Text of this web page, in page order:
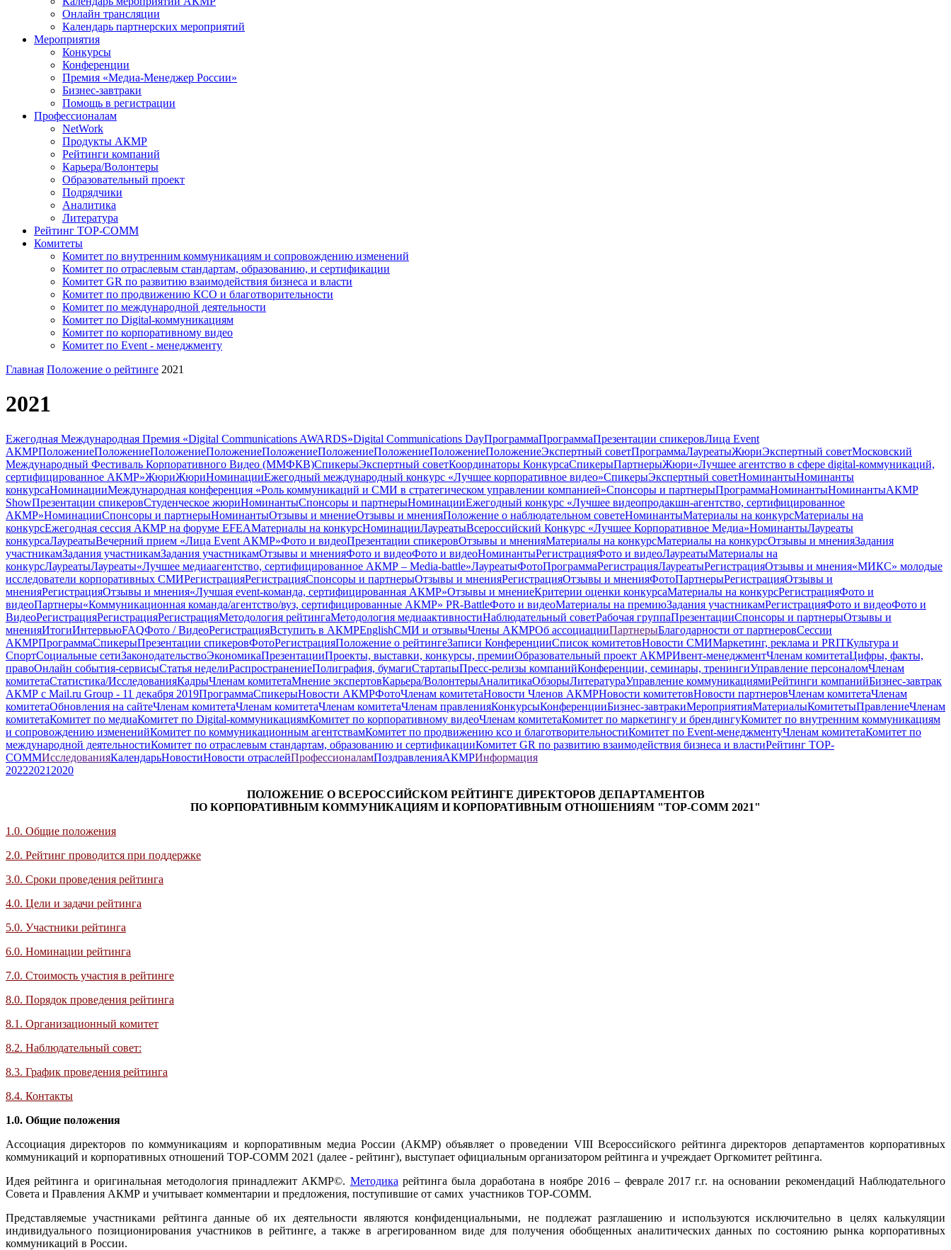
Онлайн трансляции
Календарь партнерских мероприятий
Мероприятия
Конкурсы
Конференции
Премия «Медиа-Менеджер России»
Бизнес-завтраки
Помощь в регистрации
Профессионалам
NetWork
Продукты АКМР
Рейтинги компаний
Карьера/Волонтеры
Образовательный проект
Подрядчики
Аналитика
Литература
Рейтинг TOP-COMM
Комитеты
Комитет по внутренним коммуникациям и сопровождению изменений
Комитет по отраслевым стандартам, образованию, и сертификации
Комитет GR по развитию взаимодействия бизнеса и власти
Комитет по продвижению КСО и благотворительности
Комитет по международной деятельности
Комитет по Digital-коммуникациям
Комитет по корпоративному видео
Комитет по Event - менеджменту
Главная Положение о рейтинге 2021
2021
Ежегодная Международная Премия «Digital Communications AWARDS»Digital Communications DayПрограммаПрограммаПрезентации спикеровЛица Event
АКМРПоложениеПоложениеПоложениеПоложениеПоложениеПоложениеПоложениеПоложениеПоложениеЭкспертный советПрограммаЛауреатыЖюриЭкспертный советМосковский
Международный Фестиваль Корпоративного Видео (ММФКВ)СпикерыЭкспертный советКоординаторы КонкурсаСпикерыПартнерыЖюри«Лучшее агентство в сфере digital-коммуникаций,
сертифицированное АКМР»ЖюриЖюриНоминацииЕжегодный международный конкурс «Лучшее корпоративное видео»СпикерыЭкспертный советНоминантыНоминанты
конкурсаНоминацииМеждународная конференция «Роль коммуникаций и СМИ в стратегическом управлении компанией»Спонсоры и партнерыПрограммаНоминантыНоминантыАКМР
ShowПрезентации спикеровСтуденческое жюриНоминантыСпонсоры и партнерыНоминацииЕжегодный конкурс «Лучшее видеопродакшн-агентство, сертифицированное
АКМР»НоминацииСпонсоры и партнерыНоминантыОтзывы и мнениеОтзывы и мненияПоложение о наблюдательном советеНоминантыМатериалы на конкурсМатериалы на
конкурсЕжегодная сессия АКМР на форуме EFEAМатериалы на конкурсНоминацииЛауреатыВсероссийский Конкурс «Лучшее Корпоративное Медиа»НоминантыЛауреаты
конкурсаЛауреатыВечерний прием «Лица Event АКМР»Фото и видеоПрезентации спикеровОтзывы и мненияМатериалы на конкурсМатериалы на конкурсОтзывы и мненияЗадания
участникамЗадания участникамЗадания участникамОтзывы и мненияФото и видеоФото и видеоНоминантыРегистрацияФото и видеоЛауреатыМатериалы на
конкурсЛауреатыЛауреаты«Лучшее медиаагентство, сертифицированное АКМР – Media-battle»ЛауреатыФотоПрограммаРегистрацияЛауреатыРегистрацияОтзывы и мнения«МИКС» молодые
исследователи корпоративных СМИРегистрацияРегистрацияСпонсоры и партнерыОтзывы и мненияРегистрацияОтзывы и мненияФотоПартнерыРегистрацияОтзывы и
мненияРегистрацияОтзывы и мнения«Лучшая event-команда, сертифицированная АКМР»Отзывы и мнениеКритерии оценки конкурсаМатериалы на конкурсРегистрацияФото и
видеоПартнеры«Коммуникационная команда/агентство/вуз, сертифицированные АКМР» PR-BattleФото и видеоМатериалы на премиюЗадания участникамРегистрацияФото и видеоФото и
ВидеоРегистрацияРегистрацияРегистрацияМетодология рейтингаМетодология медиаактивностиНаблюдательный советРабочая группаПрезентацииСпонсоры и партнерыОтзывы и
мненияИтогиИнтервьюFAQФото / ВидеоРегистрацияВступить в АКМРEnglishСМИ и отзывыЧлены АКМРОб ассоциацииПартнерыБлагодарности от партнеровСессии
АКМРПрограммаСпикерыПрезентации спикеровФотоРегистрацияПоложение о рейтингеЗаписи КонференцииСписок комитетовНовости СМИМаркетинг, реклама и PRITКультура и
СпортСоциальные сетиЗаконодательствоЭкономикаПрезентацииПроекты, выставки, конкурсы, премииОбразовательный проект АКМРИвент-менеджментЧленам комитетаЦифры, факты,
правоОнлайн события-сервисыСтатья неделиРаспространениеПолиграфия, бумагиСтартапыПресс-релизы компанийКонференции, семинары, тренингиУправление персоналомЧленам
комитетаСтатистика/ИсследованияКадрыЧленам комитетаМнение экспертовКарьера/ВолонтерыАналитикаОбзорыЛитератураУправление коммуникациямиРейтинги компанийБизнес-завтрак
АКМР с Mail.ru Group - 11 декабря 2019ПрограммаСпикерыНовости АКМРФотоЧленам комитетаНовости Членов АКМРНовости комитетовНовости партнеровЧленам комитетаЧленам
комитетаОбновления на сайтеЧленам комитетаЧленам комитетаЧленам комитетаЧленам правленияКонкурсыКонференцииБизнес-завтракиМероприятияМатериалыКомитетыПравлениеЧленам
комитетаКомитет по медиаКомитет по Digital-коммуникациямКомитет по корпоративному видеоЧленам комитетаКомитет по маркетингу и брендингуКомитет по внутренним коммуникациям
и сопровождению измененийКомитет по коммуникационным агентствамКомитет по продвижению ксо и благотворительностиКомитет по Event-менеджментуЧленам комитетаКомитет по
международной деятельностиКомитет по отраслевым стандартам, образованию и сертификацииКомитет GR по развитию взаимодействия бизнеса и властиРейтинг TOP-
COMMИсследованияКалендарьНовостиНовости отраслейПрофессионаламПоздравленияАКМРИнформация
20222021 2020
ПОЛОЖЕНИЕ О ВСЕРОССИЙСКОМ РЕЙТИНГЕ ДИРЕКТОРОВ ДЕПАРТАМЕНТОВ
ПО КОРПОРАТИВНЫМ КОММУНИКАЦИЯМ И КОРПОРАТИВНЫМ ОТНОШЕНИЯМ "TOP-COMM 2021"
1.0. Общие положения
2.0. Рейтинг проводится при поддержке
3.0. Сроки проведения рейтинга
4.0. Цели и задачи рейтинга
5.0. Участники рейтинга
6.0. Номинации рейтинга
7.0. Стоимость участия в рейтинге
8.0. Порядок проведения рейтинга
8.1. Организационный комитет
8.2. Наблюдательный совет:
8.3. График проведения рейтинга
8.4. Контакты
1.0. Общие положения
Ассоциация директоров по коммуникациям и корпоративным медиа России (АКМР) объявляет о проведении VIII Всероссийского рейтинга директоров департаментов корпоративных
коммуникаций и корпоративных отношений TOP-COMM 2021 (далее - рейтинг), выступает официальным организатором рейтинга и учреждает Оргкомитет рейтинга.
Идея рейтинга и оригинальная методология принадлежит АКМР©. Методика рейтинга была доработана в ноябре 2016 – феврале 2017 г.г. на основании рекомендаций Наблюдательного
Совета и Правления АКМР и учитывает комментарии и предложения, поступившие от самих участников TOP-COMM.
Представляемые участниками рейтинга данные об их деятельности являются конфиденциальными, не подлежат разглашению и используются исключительно в целях калькуляции
индивидуального позиционирования участников в рейтинге, а также в агрегированном виде для получения обобщенных аналитических данных по состоянию рынка корпоративных
коммуникаций в России.